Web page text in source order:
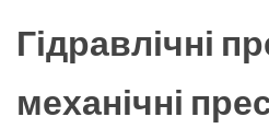
Гідравлічні
механічні